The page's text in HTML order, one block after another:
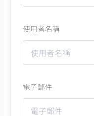
使用者名稱
電子郵件